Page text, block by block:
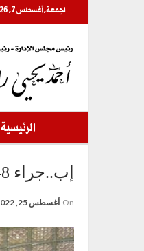
الجمعة, أغسطس 7, 2026
الرئيسية
إب..جراء 148 عملية في مخيم العيون المجاني بمديرية السدة
On أغسطس 25, 2022